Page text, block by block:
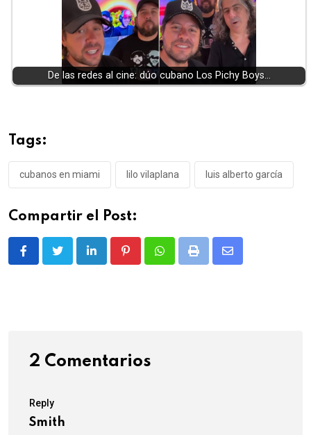
De las redes al cine: dúo cubano Los Pichy Boys…
Tags:
cubanos en miami lilo vilaplana luis alberto garcía
Compartir el Post:
LinkedIn PinterestWhatsappPrint
Share
2 Comentarios
Reply
Smith